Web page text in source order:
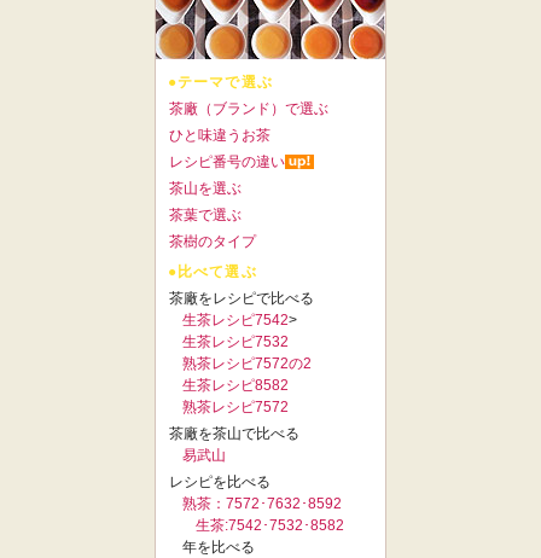
●テーマで選ぶ
茶廠（ブランド）で選ぶ
ひと味違うお茶
レシピ番号の違い
茶山を選ぶ
茶葉で選ぶ
茶樹のタイプ
●比べて選ぶ
茶廠をレシピで比べる
生茶レシピ7542>
生茶レシピ7532
熟茶レシピ7572の2
生茶レシピ8582
熟茶レシピ7572
茶廠を茶山で比べる
易武山
レシピを比べる
熟茶：7572･7632･8592
生茶:7542･7532･8582
年を比べる